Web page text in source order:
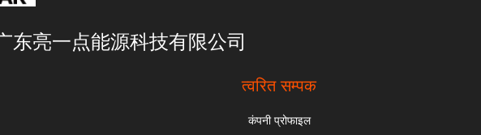
东亮一点能源科技有限公司
त्वरित सम्पक
कंपनी प्रोफाइल